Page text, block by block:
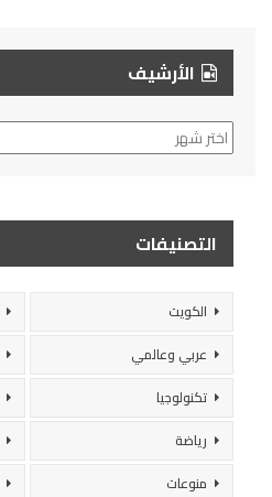
الأرشيف
الأرشيف
التصنيفات
الكويت
عربي وعالمي
تكنولوجيا
رياضة
منوعات